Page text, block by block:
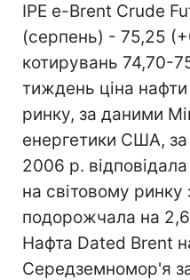
IPE e-Brent Crude
(серпень) - 75,25
котирувань 74,70-
тиждень ціна
ринку, за даними
енергетики США,
2006 р.
на світовому
подорожчала на
Нафта Dated Brent
Середземномор'я